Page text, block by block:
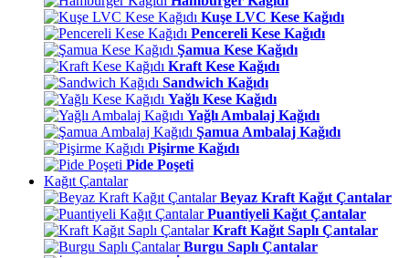
Kuşe LVC Kese Kağıdı
Pencereli Kese Kağıdı
Şamua Kese Kağıdı
Kraft Kese Kağıdı
Sandwich Kağıdı
Yağlı Kese Kağıdı
Yağlı Ambalaj Kağıdı
Şamua Ambalaj Kağıdı
Pişirme Kağıdı
Pide Poşeti
Kağıt Çantalar
Beyaz Kraft Kağıt Çantalar
Puantiyeli Kağıt Çantalar
Kraft Kağıt Saplı Çantalar
Burgu Saplı Çantalar